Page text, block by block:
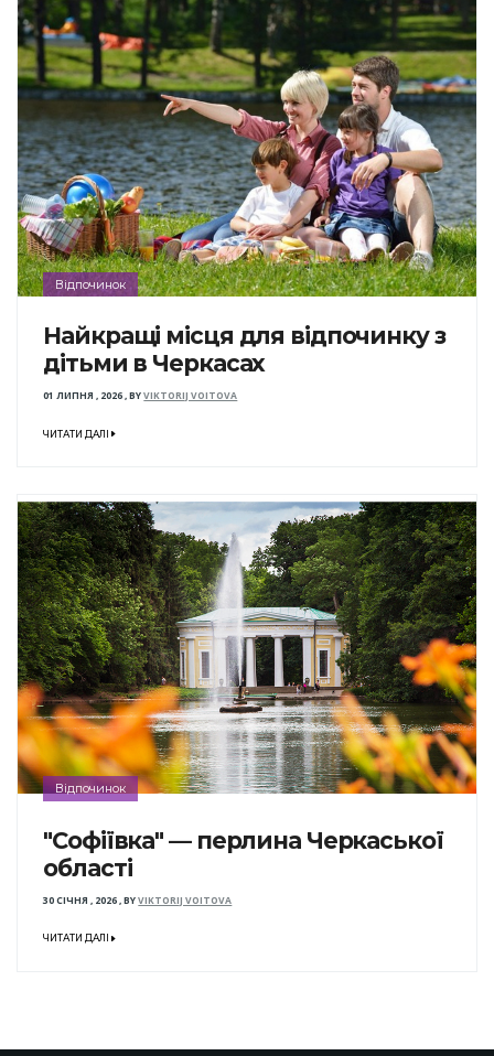
Відпочинок
Найкращі місця для відпочинку з
дітьми в Черкасах
01 ЛИПНЯ , 2026,BYVIKTORIJ VOITOVA
ЧИТАТИ ДАЛІ
Відпочинок
"Софіївка" — перлина Черкаської
області
30 СІЧНЯ , 2026,BYVIKTORIJ VOITOVA
ЧИТАТИ ДАЛІ